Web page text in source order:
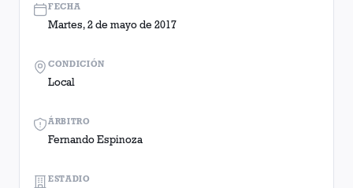
FECHA
Martes, 2 de mayo de 2017
ÁRBITRO
Fernando Espinoza
CONDICIÓN
Local
ESTADIO